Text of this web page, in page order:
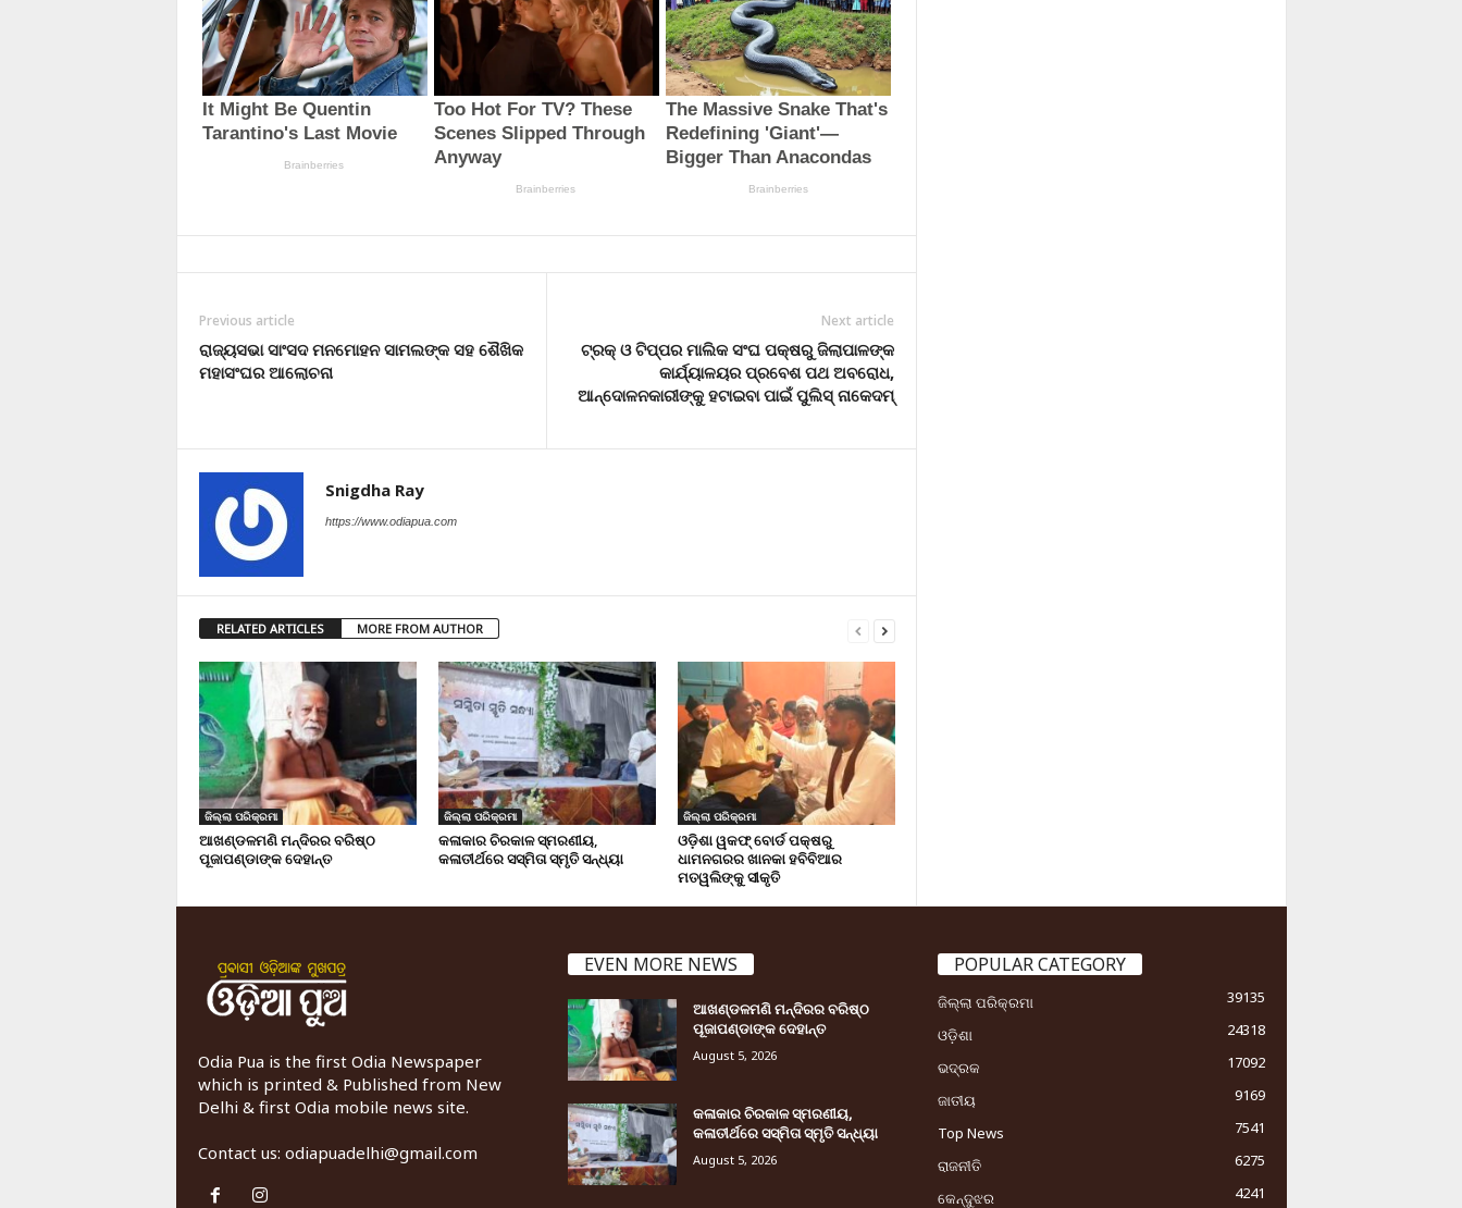
Previous article
ରାଜ୍ୟସଭା ସାଂସଦ ମନମୋହନ ସାମଲଙ୍କ ସହ ଶୈଖିକ
ମହାସଂଘର ଆଲୋଚନା
Next article
ଟ୍ରକ୍ ଓ ଟିପ୍ପର ମାଲିକ ସଂଘ ପକ୍ଷରୁ ଜିଲାପାଳଙ୍କ
କାର୍ଯ୍ୟାଳୟର ପ୍ରବେଶ ପଥ ଅବରୋଧ,
ଆନ୍ଦୋଳନକାରୀଙ୍କୁ ହଟାଇବା ପାଇଁ ପୁଲିସ୍ ନାକେଦମ୍‌
Snigdha Ray
https://www.odiapua.com
RELATED ARTICLES MORE FROM AUTHOR
ଜିଲ୍ଲା ପରିକ୍ରମା
ଆଖଣ୍ଡଳମଣି ମନ୍ଦିରର ବରିଷ୍ଠ
ପୂଜାପଣ୍ଡାଙ୍କ ଦେହାନ୍ତ
ଜିଲ୍ଲା ପରିକ୍ରମା
କଳାକାର ଚିରକାଳ ସ୍ମରଣୀୟ,
କଳାତୀର୍ଥରେ ସସ୍ମିତା ସ୍ମୃତି ସନ୍ଧ୍ୟା
ଜିଲ୍ଲା ପରିକ୍ରମା
ଓଡ଼ିଶା ୱକଫ୍ ବୋର୍ଡ ପକ୍ଷରୁ
ଧାମନଗରର ଖାନକା ହବିବିଆର
ମତୱଲିଙ୍କୁ ସୀକୃତି
Odia Pua is the first Odia Newspaper
which is printed & Published from New
Delhi & first Odia mobile news site.
Contact us: odiapuadelhi@gmail.com
EVEN MORE NEWS
ଆଖଣ୍ଡଳମଣି ମନ୍ଦିରର ବରିଷ୍ଠ
ପୂଜାପଣ୍ଡାଙ୍କ ଦେହାନ୍ତ
August 5, 2026
କଳାକାର ଚିରକାଳ ସ୍ମରଣୀୟ,
କଳାତୀର୍ଥରେ ସସ୍ମିତା ସ୍ମୃତି ସନ୍ଧ୍ୟା
August 5, 2026
POPULAR CATEGORY
ଜିଲ୍ଲା ପରିକ୍ରମା
39135
ଓଡ଼ିଶା
24318
ଭଦ୍ରକ
17092
ଜାତୀୟ
9169
Top News
7541
ରାଜନୀତି
6275
କେନ୍ଦୁଝର
4241